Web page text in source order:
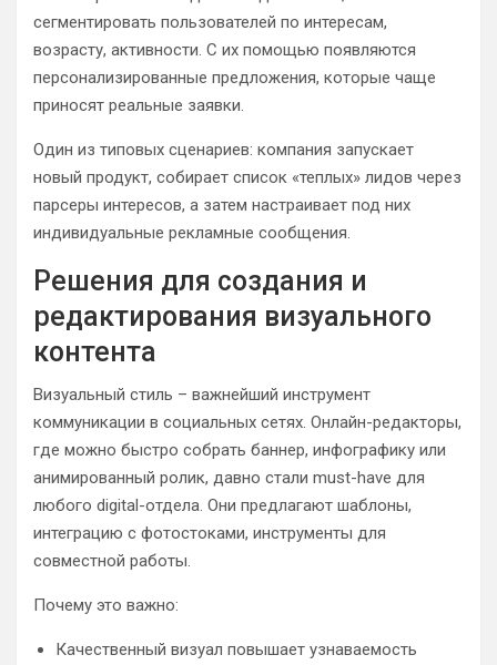
сегментировать пользователей по интересам,
возрасту, активности. С их помощью появляются
персонализированные предложения, которые чаще
приносят реальные заявки.
Один из типовых сценариев: компания запускает
новый продукт, собирает список «теплых» лидов через
парсеры интересов, а затем настраивает под них
индивидуальные рекламные сообщения.
Решения для создания и
редактирования визуального
контента
Визуальный стиль – важнейший инструмент
коммуникации в социальных сетях. Онлайн-редакторы,
где можно быстро собрать баннер, инфографику или
анимированный ролик, давно стали must-have для
любого digital-отдела. Они предлагают шаблоны,
интеграцию с фотостоками, инструменты для
совместной работы.
Почему это важно:
Качественный визуал повышает узнаваемость